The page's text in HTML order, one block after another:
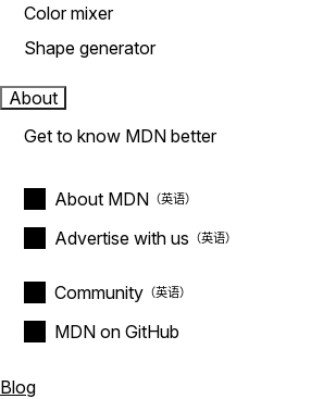
Color mixer
Shape generator
About
Get to know MDN better
About MDN
Advertise with us
Community
MDN on GitHub
Blog